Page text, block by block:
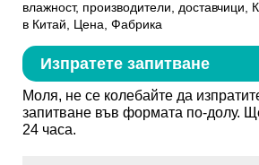
влажност, производители, доставчици,
в Китай, Цена, Фабрика
Изпратете запитване
Моля, не се колебайте да
запитване във формата по-долу.
24 часа.